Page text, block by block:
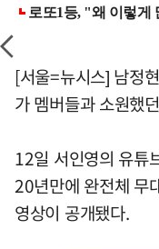
[서울=뉴시스] 남정
가 멤버들과 소원했
12일 서인영의 유튜
20년만에 완전체 무
영상이 공개됐다.